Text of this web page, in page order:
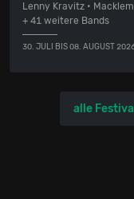
Lenny Kravitz •
+ 41 weitere Bands
30. JULI BIS 08. AUGUST
alle